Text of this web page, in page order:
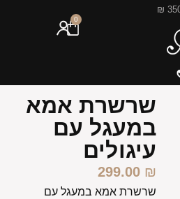
0
שרשרת אמא
במעגל עם
עיגולים
299.00 ₪
שרשרת אמא במעגל עם